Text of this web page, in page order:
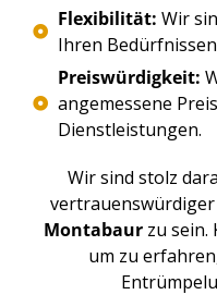
Flexibilität: Wir
Ihren
Preiswürdigkeit:
angemessene
Dienstleistungen.
Wir sind stolz
vertrauenswürdiger
Montabaur zu sein.
um zu